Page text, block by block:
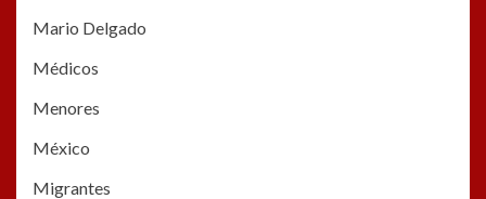
Mario Delgado
Médicos
Menores
México
Migrantes